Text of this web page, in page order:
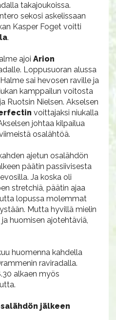
takajoukoissa.
sekosi askelissaan
Kasper Foget voitti
.
ajoi Arion
Loppusuoran alussa
sai hevosen raville ja
kamppailun voitosta
Ruotsin Nielsen. Akselsen
voittajaksi niukalla
johtaa kilpailua
osalähtöä.
ajetun osalähdön
päätin passiivisesta
Ja koska oli
stretchiä, päätin ajaa
lopussa molemmat
Mutta hyvillä mielin
huomisen ajotehtäviä,
huomenna kahdella
raviradalla.
alkaen myös
jälkeen